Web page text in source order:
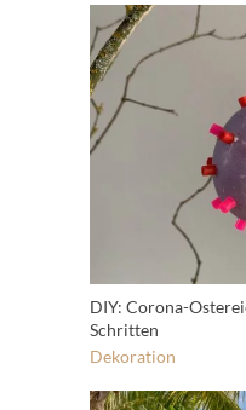
DIY: Corona-
Schritten
Dekoration